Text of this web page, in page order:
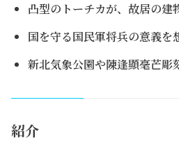
凸型のトーチカが、故居の建
国を守る国民軍将兵の意義を
新北気象公園や陳逢顯毫芒彫
紹介